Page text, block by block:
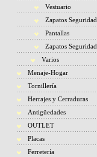
Vestuario
Zapatos Seguridad
Pantallas
Zapatos Seguridad
Varios
Menaje-Hogar
Tornillería
Herrajes y Cerraduras
Antigüedades
OUTLET
Placas
Ferretería